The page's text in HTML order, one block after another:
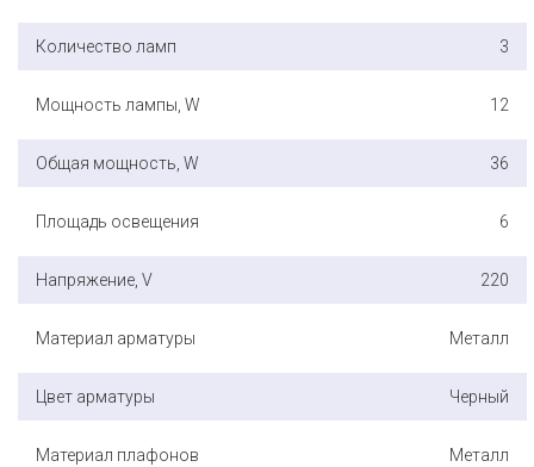
Количество ламп 3
Мощность лампы, W 12
Общая мощность, W 36
Площадь освещения 6
Напряжение, V 220
Материал арматуры Металл
Цвет арматуры Черный
Материал плафонов Металл